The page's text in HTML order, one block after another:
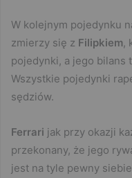
W kolejnym pojedynku
zmierzy się z Filipkiem,
pojedynki, a jego bilans
Wszystkie pojedynki
sędziów.
Ferrari jak przy okazji
przekonany, że jego
jest na tyle pewny